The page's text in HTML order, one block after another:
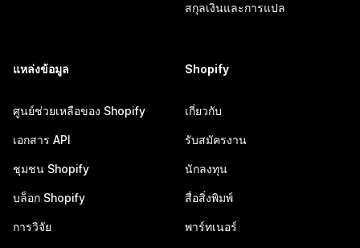
สกุลเงินและการแปล
แหล่งข้อมูล
ศูนย์ช่วยเหลือของ Shopify
เอกสาร API
ชุมชน Shopify
บล็อก Shopify
การวิจัย
Shopify
เกี่ยวกับ
รับสมัครงาน
นักลงทุน
สื่อสิ่งพิมพ์
พาร์ทเนอร์